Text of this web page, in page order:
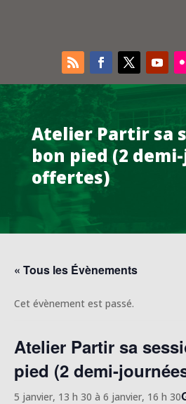
Atelier Partir sa
bon pied (2
offertes)
« Tous les Évènements
Cet évènement est passé.
Atelier Partir sa
pied (2 demi-
5 janvier, 13 h 30 à 6 janvier, 16 h 30